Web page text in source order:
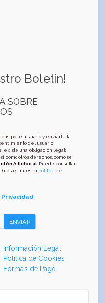
Boletín!
SOBRE
por el usuario y enviarle la
del usuario;
existe una obligación legal;
como otros derechos, como se
Adicional: Puede consultar
en nuestra Política de
.
ENVIAR
Información Legal
Política de Cookies
Formas de Pago